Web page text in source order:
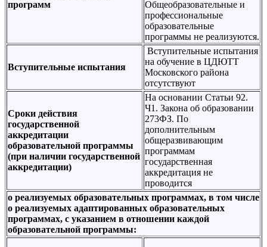
программ
Общеобразовательные и
профессиональные
образовательные
программы не реализуются.
Вступительные испытания
Вступительные испытания
на обучение в ЦДЮТТ
Московского района
отсутствуют
Сроки действия
государственной
аккредитации
образовательной программы
(при наличии государственной
аккредитации)
На основании Статьи 92.
Ч1. Закона об образовании
273ФЗ. По
дополнительным
общеразвивающим
программам
государственная
аккредитация не
проводится
о реализуемых образовательных программах, в том числе
о реализуемых адаптированных образовательных
программах, с указанием в отношении каждой
образовательной программы: